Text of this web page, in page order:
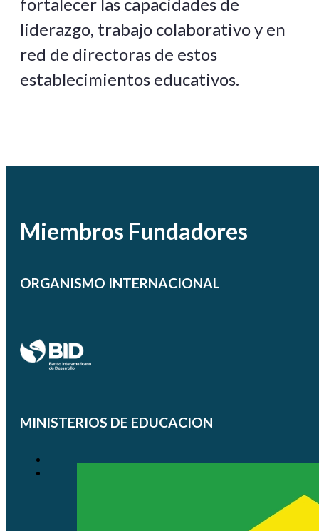
fortalecer las capacidades de
liderazgo, trabajo colaborativo y en
red de directoras de estos
establecimientos educativos.
Miembros Fundadores
ORGANISMO INTERNACIONAL
MINISTERIOS DE EDUCACION